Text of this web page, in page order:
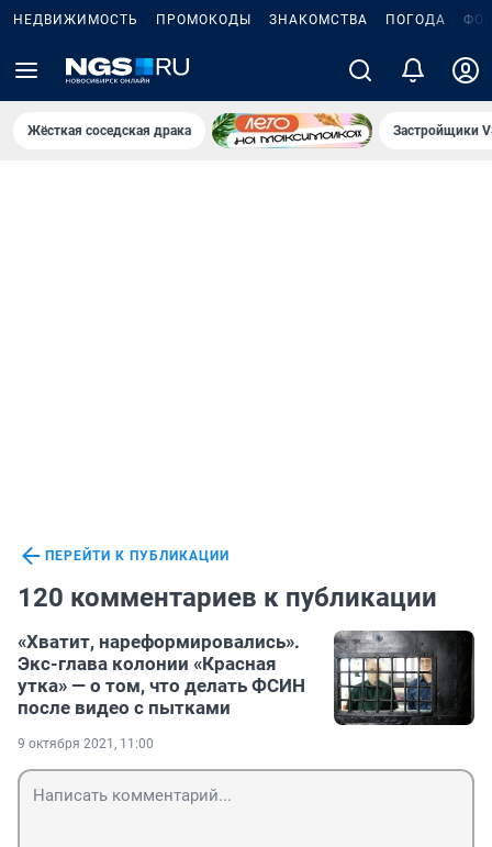
НЕДВИЖИМОСТЬ ПРОМОКОДЫ ЗНАКОМСТВА ПОГОДА
Жёсткая соседская драка Застройщики
ПЕРЕЙТИ К ПУБЛИКАЦИИ
120 комментариев к публикации
«Хватит, нареформировались».
Экс-глава колонии «Красная
утка» — о том, что делать ФСИН
после видео с пытками
9 октября 2021, 11:00